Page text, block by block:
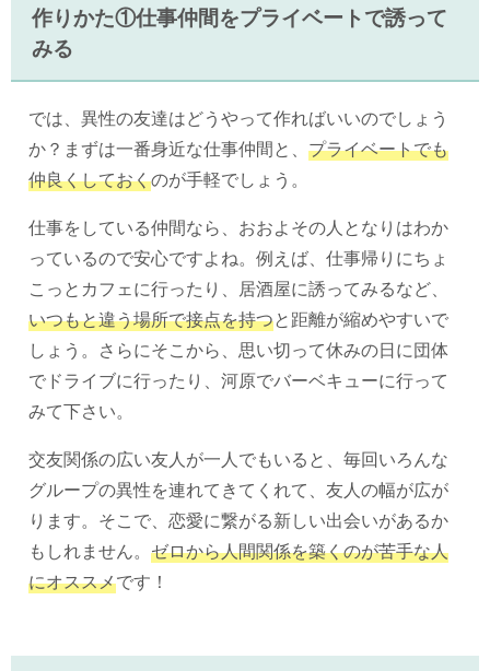
作りかた①仕事仲間をプライベートで誘って
みる
では、異性の友達はどうやって作ればいいのでしょう
か？まずは一番身近な仕事仲間と、 プライベートでも
仲良くしておくのが手軽でしょう。
仕事をしている仲間なら、おおよその人となりはわか
っているので安心ですよね。例えば、仕事帰りにちょ
こっとカフェに行ったり、居酒屋に誘ってみるなど、
いつもと違う場所で接点を持つと距離が縮めやすいで
しょう。さらにそこから、思い切って休みの日に団体
でドライブに行ったり、河原でバーベキューに行って
みて下さい。
交友関係の広い友人が一人でもいると、毎回いろんな
グループの異性を連れてきてくれて、友人の幅が広が
ります。そこで、恋愛に繋がる新しい出会いがあるか
もしれません。 ゼロから人間関係を築くのが苦手な人
にオススメです！